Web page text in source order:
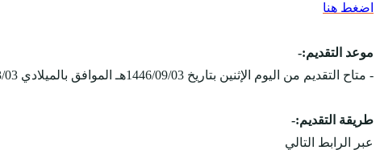
اضغط هنا
موعد التقديم:-
- متاح التقديم من اليوم الإثنين بتاريخ 1446/09/03هـ الموافق بالميلادي 2025/03/03م، ويستمر التقديم حتى يوم السبت بتاريخ 1446/09/08هـ الموافق 2025/03/08م.
طريقة التقديم:-
عبر الرابط التالي